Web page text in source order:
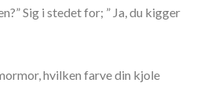
Sig i stedet for; ” Ja, du kigger
hvilken farve din kjole